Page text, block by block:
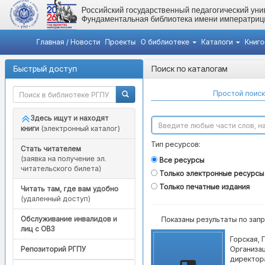
Российский государственный педагогический
Фундаментальная библиотека имени
Главная / Новости Проекты О библиотеке Каталоги
Быстрый доступ
Здесь ищут и находят
книги (электронный каталог)
Стать читателем
(заявка на получение эл.
читательского билета)
Читать там, где вам удобно
(удаленный доступ)
Обслуживание инвалидов и
лиц с ОВЗ
Репозиторий РГПУ
Поиск по каталогам
Простой поиск
Тип ресурсов:
Все ресурсы
Только электронные ресурсы
Только печатные издания
Показаны результаты по
Горская,